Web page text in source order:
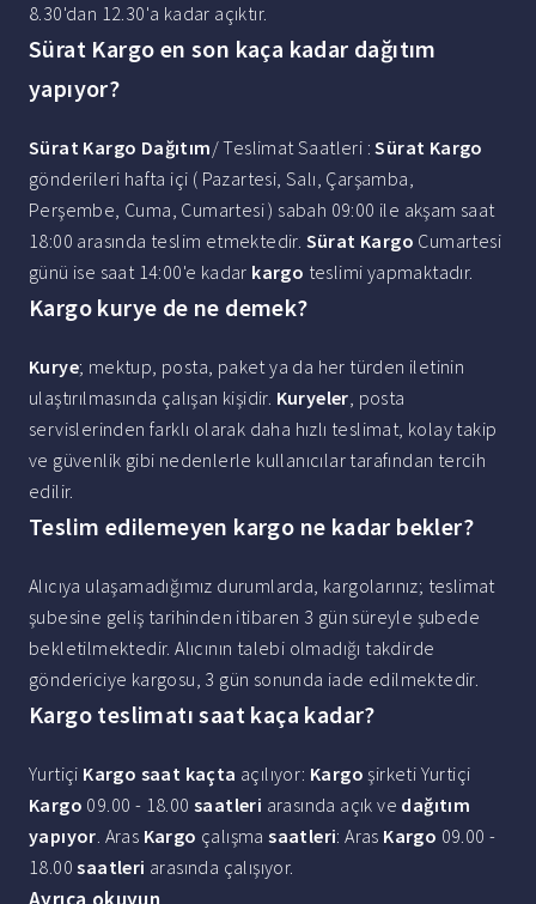
8.30'dan 12.30'a kadar açıktır.
Sürat Kargo en son kaça kadar dağıtım
yapıyor?
Sürat Kargo Dağıtım/ Teslimat Saatleri :Sürat Kargo
gönderileri hafta içi ( Pazartesi, Salı, Çarşamba,
Perşembe, Cuma, Cumartesi ) sabah 09:00 ile akşam saat
18:00 arasında teslim etmektedir. Sürat Kargo Cumartesi
günü ise saat 14:00'e kadar kargo teslimi yapmaktadır.
Kargo kurye de ne demek?
Kurye; mektup, posta, paket ya da her türden iletinin
ulaştırılmasında çalışan kişidir. Kuryeler, posta
servislerinden farklı olarak daha hızlı teslimat, kolay takip
ve güvenlik gibi nedenlerle kullanıcılar tarafından tercih
edilir.
Teslim edilemeyen kargo ne kadar bekler?
Alıcıya ulaşamadığımız durumlarda, kargolarınız; teslimat
şubesine geliş tarihinden itibaren 3 gün süreyle şubede
bekletilmektedir. Alıcının talebi olmadığı takdirde
göndericiye kargosu, 3 gün sonunda iade edilmektedir.
Kargo teslimatı saat kaça kadar?
Yurtiçi Kargo saat kaçta açılıyor: Kargo şirketi Yurtiçi
Kargo 09.00 - 18.00 saatleri arasında açık ve dağıtım
yapıyor. Aras Kargo çalışmasaatleri: Aras Kargo 09.00 -
18.00saatleri arasında çalışıyor.